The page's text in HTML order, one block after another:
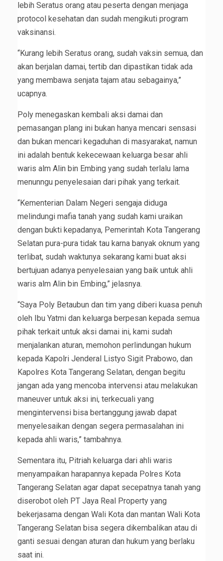
lebih Seratus orang atau peserta dengan menjaga
protocol kesehatan dan sudah mengikuti program
vaksinansi.
“Kurang lebih Seratus orang, sudah vaksin semua, dan
akan berjalan damai, tertib dan dipastikan tidak ada
yang membawa senjata tajam atau sebagainya,”
ucapnya.
Poly menegaskan kembali aksi damai dan
pemasangan plang ini bukan hanya mencari sensasi
dan bukan mencari kegaduhan di masyarakat, namun
ini adalah bentuk kekecewaan keluarga besar ahli
waris alm Alin bin Embing yang sudah terlalu lama
menunngu penyelesaian dari pihak yang terkait.
“Kementerian Dalam Negeri sengaja diduga
melindungi mafia tanah yang sudah kami uraikan
dengan bukti kepadanya, Pemerintah Kota Tangerang
Selatan pura-pura tidak tau karna banyak oknum yang
terlibat, sudah waktunya sekarang kami buat aksi
bertujuan adanya penyelesaian yang baik untuk ahli
waris alm Alin bin Embing,” jelasnya.
“Saya Poly Betaubun dan tim yang diberi kuasa penuh
oleh Ibu Yatmi dan keluarga berpesan kepada semua
pihak terkait untuk aksi damai ini, kami sudah
menjalankan aturan, memohon perlindungan hukum
kepada Kapolri Jenderal Listyo Sigit Prabowo, dan
Kapolres Kota Tangerang Selatan, dengan begitu
jangan ada yang mencoba intervensi atau melakukan
maneuver untuk aksi ini, terkecuali yang
mengintervensi bisa bertanggung jawab dapat
menyelesaikan dengan segera permasalahan ini
kepada ahli waris,” tambahnya.
Sementara itu, Pitriah keluarga dari ahli waris
menyampaikan harapannya kepada Polres Kota
Tangerang Selatan agar dapat secepatnya tanah yang
diserobot oleh PT Jaya Real Property yang
bekerjasama dengan Wali Kota dan mantan Wali Kota
Tangerang Selatan bisa segera dikembalikan atau di
ganti sesuai dengan aturan dan hukum yang berlaku
saat ini.